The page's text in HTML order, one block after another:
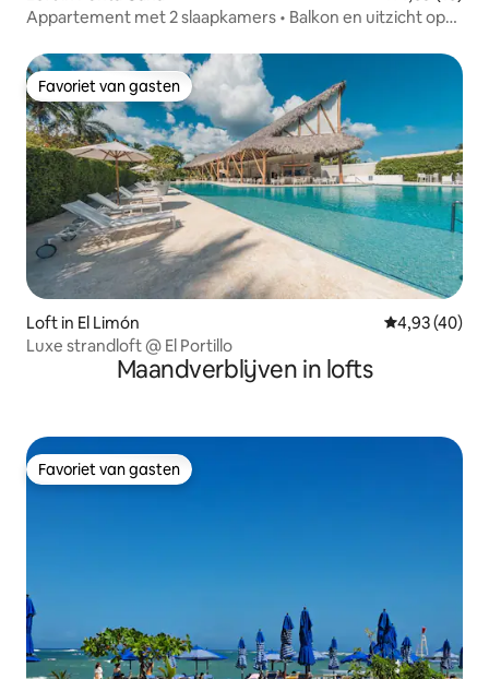
Appartement met 2 slaapkamers • Balkon en uitzicht op
Favoriet van gasten
Favoriet van gasten
Loft in El Limón Gemiddelde
4,93 (40)
Luxe strandloft @ El Portillo
Maandverblijven in lofts
Favoriet van gasten
Favoriet van gasten